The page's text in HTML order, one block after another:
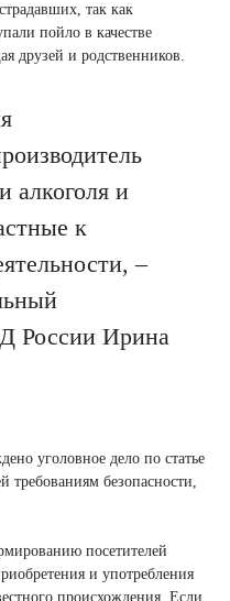
так как
пойло в качестве
друзей и родственников.
алкоголя и
к
–
России Ирина
уголовное дело по статье
безопасности,
посетителей
и употребления
происхождения. Если